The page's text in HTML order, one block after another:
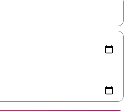
moći ćete ih pregledati